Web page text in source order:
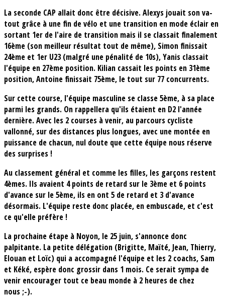
La seconde CAP allait donc être décisive. Alexys jouait son va-
tout grâce à une fin de vélo et une transition en mode éclair en
sortant 1er de l'aire de transition mais il se classait finalement
16ème (son meilleur résultat tout de même), Simon finissait
24ème et 1er U23 (malgré une pénalité de 10s), Yanis classait
l'équipe en 27ème position. Kilian cassait les points en 31ème
position, Antoine finissait 75ème, le tout sur 77 concurrents.
Sur cette course, l'équipe masculine se classe 5ème, à sa place
parmi les grands. On rappellera qu'ils étaient en D2 l'année
dernière. Avec les 2 courses à venir, au parcours cycliste
vallonné, sur des distances plus longues, avec une montée en
puissance de chacun, nul doute que cette équipe nous réserve
des surprises !
Au classement général et comme les filles, les garçons restent
4èmes. Ils avaient 4 points de retard sur le 3ème et 6 points
d'avance sur le 5ème, ils en ont 5 de retard et 3 d'avance
désormais. L'équipe reste donc placée, en embuscade, et c'est
ce qu'elle préfère !
La prochaine étape à Noyon, le 25 juin, s'annonce donc
palpitante. La petite délégation (Brigitte, Maïté, Jean, Thierry,
Elouan et Loïc) qui a accompagné l'équipe et les 2 coachs, Sam
et Kéké, espère donc grossir dans 1 mois. Ce serait sympa de
venir encourager tout ce beau monde à 2 heures de chez
nous ;-).